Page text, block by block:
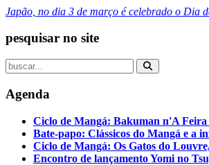
Japão, no dia 3 de março é celebrado o Dia
pesquisar no site
Agenda
Ciclo de Mangá: Bakuman n'A
Bate-papo: Clássicos do Mangá e a
Ciclo de Mangá: Os Gatos do
Encontro de lançamento Yomi no